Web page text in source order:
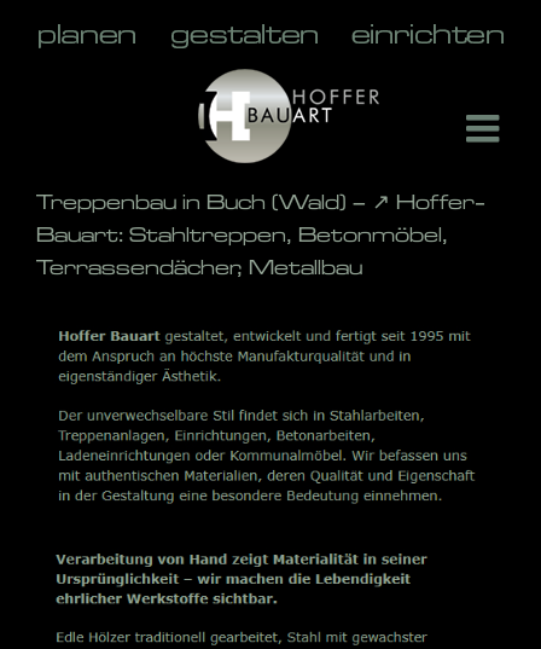
Treppenbau in Buch (Wald) – ↗️ Hoffer-
Bauart: Stahltreppen, Betonmöbel,
Terrassendächer, Metallbau